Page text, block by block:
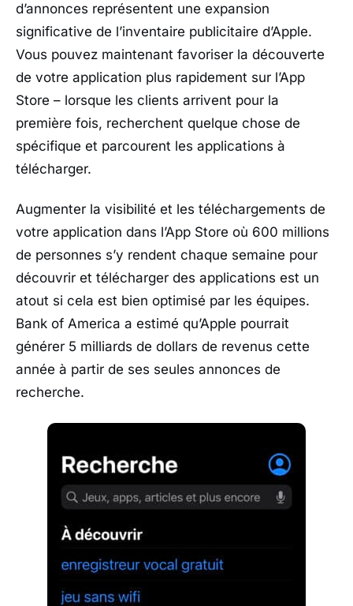
d’annonces représentent une expansion
significative de l’inventaire publicitaire d’Apple.
Vous pouvez maintenant favoriser la découverte
de votre application plus rapidement sur l’App
Store – lorsque les clients arrivent pour la
première fois, recherchent quelque chose de
spécifique et parcourent les applications à
télécharger.
Augmenter la visibilité et les téléchargements de
votre application dans l’App Store où 600 millions
de personnes s’y rendent chaque semaine pour
découvrir et télécharger des applications est un
atout si cela est bien optimisé par les équipes.
Bank of America a estimé qu’Apple pourrait
générer 5 milliards de dollars de revenus cette
année à partir de ses seules annonces de
recherche.